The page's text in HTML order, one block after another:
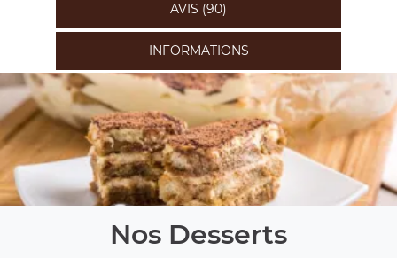
AVIS (90)
INFORMATIONS
Nos Desserts